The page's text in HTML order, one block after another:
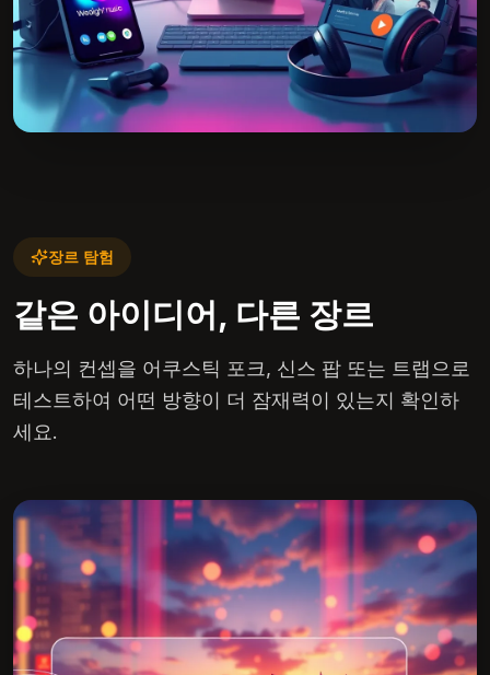
장르 탐험
같은 아이디어, 다른 장르
하나의 컨셉을 어쿠스틱 포크, 신스 팝 또는 트랩으로
테스트하여 어떤 방향이 더 잠재력이 있는지 확인하
세요.